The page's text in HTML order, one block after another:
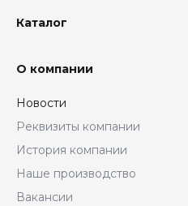
Каталог
О компании
Новости
Реквизиты компании
История компании
Наше производство
Вакансии